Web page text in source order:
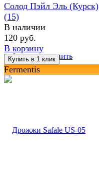
избранное сравнить
Солод Пэйл Эль (Курск)
(15)
В наличии
120 руб.
В корзину
Fermentis